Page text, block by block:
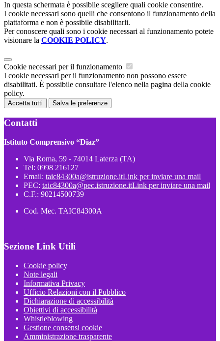
In questa schermata è possibile scegliere quali cookie consentire.
I cookie necessari sono quelli che consentono il funzionamento della
piattaforma e non è possibile disabilitarli.
Per conoscere quali sono i cookie necessari al funzionamento potete
visionare la COOKIE POLICY.
Cookie necessari per il funzionamento
I cookie necessari per il funzionamento non possono essere
disabilitati. È possibile consultare l'elenco nella pagina della cookie
policy.
Accetta tutti Salva le preferenze
Contatti
Istituto Comprensivo “Diaz”
Via Roma, 59 - 74014 Laterza (TA)
Tel: 0998 216127
Email: taic84300a@istruzione.itLink per inviare una mail
PEC: taic84300a@pec.istruzione.itLink per inviare una mail
C.F.: 90214500739
Cod. Mec. TAIC84300A
Sezione Link Utili
Cookie policy
Note legali
Informativa Privacy
Ufficio Relazioni con il Pubblico
Dichiarazione di accessibilità
Obiettivi di accessibilità
Whistleblowing
Gestione consensi cookie
Amministrazione trasparente